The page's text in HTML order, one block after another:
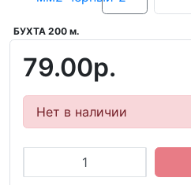
БУХТА 200 м.
79.00р.
Нет в наличии